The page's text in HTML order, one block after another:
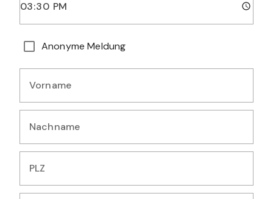
Anonyme Meldung
Persönliche Angaben
Vorname
Geben Sie Ihren Vornamen ein
Nachname
Geben Sie Ihren Nachnamen ein
PLZ
Geben Sie Ihre Postleitzahl ein (5 Ziffern)